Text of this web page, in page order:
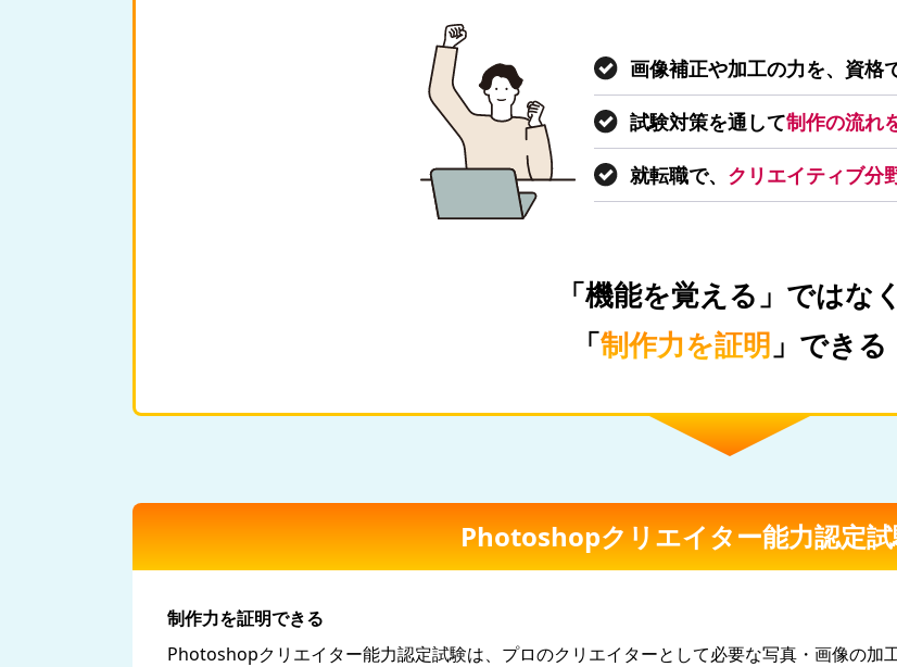
画像補正や加工の力を、資格
試験対策を通して制作の流れ
就転職で、 クリエイティブ分
「機能を覚える」ではなく
「制作力を証明 」できる
Photoshopクリエイター能力認定
制作力を証明できる
Photoshopクリエイター能力認定試験は、プロのクリエイターとして必要な写真・画像の加